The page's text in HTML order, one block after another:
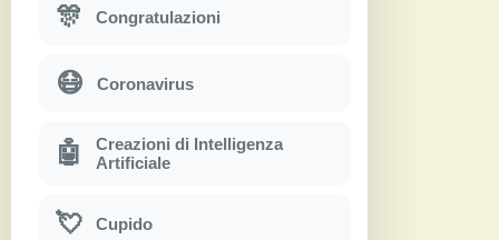
🎊 Congratulazioni
😷 Coronavirus
🤖
Creazioni di Intelligenza
Artificiale
💘 Cupido